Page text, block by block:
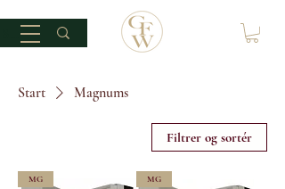
Start Magnums
Filtrer og sortér
MG MG